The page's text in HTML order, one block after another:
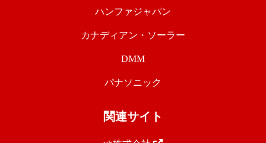
ハンファジャパン
カナディアン・ソーラー
DMM
パナソニック
関連サイト